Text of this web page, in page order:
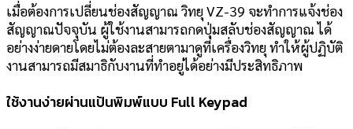
เมื่อต้องการเปลี่ยนช่องสัญญาณ วิทยุ VZ-39 จะทำการแจ้งช่อง
สัญญาณปัจจุบัน ผู้ใช้งานสามารถกดปุ่มสลับช่องสัญญาณ ได้
อย่างง่ายดายโดยไม่ต้องละสายตามาดูที่เครื่องวิทยุ ทำให้ผู้ปฏิบัติ
งานสามารถมีสมาธิกับงานที่ทำอยู่ได้อย่างมีประสิทธิภาพ
ใช้งานง่ายผ่านแป้นพิมพ์แบบ Full Keypad